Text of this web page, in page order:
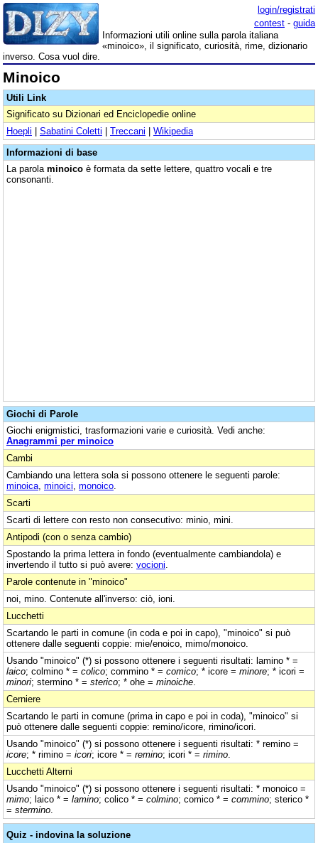
login/registrati
contest - guida
Informazioni utili online sulla parola italiana
«minoico», il significato, curiosità, rime, dizionario
inverso. Cosa vuol dire.
Minoico
Utili Link
Significato su Dizionari ed Enciclopedie online
Hoepli | Sabatini Coletti | Treccani | Wikipedia
Informazioni di base
La parola minoico è formata da sette lettere, quattro vocali e tre
consonanti.
Giochi di Parole
Giochi enigmistici, trasformazioni varie e curiosità. Vedi anche:
Anagrammi per minoico
Cambi
Cambiando una lettera sola si possono ottenere le seguenti parole:
minoica minoici monoico
Scarti
Scarti di lettere con resto non consecutivo: minio, mini.
Antipodi (con o senza cambio)
Spostando la prima lettera in fondo (eventualmente cambiandola) e
invertendo il tutto si può avere: vocioni
Parole contenute in "minoico"
noi, mino. Contenute all'inverso: ciò, ioni.
Lucchetti
Scartando le parti in comune (in coda e poi in capo), "minoico" si può
ottenere dalle seguenti coppie: mie/enoico, mimo/monoico.
Usando "minoico" (*) si possono ottenere i seguenti risultati: lamino * =
laico; colmino * = colico; commino * = comico; * icore = minore; * icori =
minori; stermino * = sterico; * ohe = minoiche
Cerniere
Scartando le parti in comune (prima in capo e poi in coda), "minoico" si
può ottenere dalle seguenti coppie: remino/icore, rimino/icori.
Usando "minoico" (*) si possono ottenere i seguenti risultati: * remino =
icore; * rimino = icori; icore * = remino; icori * = rimino
Lucchetti Alterni
Usando "minoico" (*) si possono ottenere i seguenti risultati: * monoico =
mimo; laico * = lamino; colico * = colmino; comico * = commino; sterico *
= stermino
Quiz - indovina la soluzione